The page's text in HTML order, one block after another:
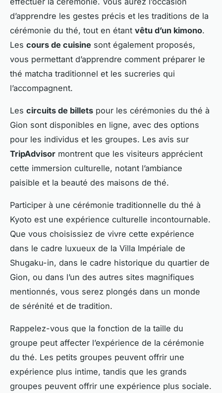
d’apprendre les gestes précis et les traditions de la
cérémonie du thé, tout en étant vêtu d’un kimono.
Les cours de cuisine sont également proposés,
vous permettant d’apprendre comment préparer le
thé matcha traditionnel et les sucreries qui
l’accompagnent.
Les circuits de billets pour les cérémonies du thé à
Gion sont disponibles en ligne, avec des options
pour les individus et les groupes. Les avis sur
TripAdvisor montrent que les visiteurs apprécient
cette immersion culturelle, notant l’ambiance
paisible et la beauté des maisons de thé.
Participer à une cérémonie traditionnelle du thé à
Kyoto est une expérience culturelle incontournable.
Que vous choisissiez de vivre cette expérience
dans le cadre luxueux de la Villa Impériale de
Shugaku-in, dans le cadre historique du quartier de
Gion, ou dans l’un des autres sites magnifiques
mentionnés, vous serez plongés dans un monde
de sérénité et de tradition.
Rappelez-vous que la fonction de la taille du
groupe peut affecter l’expérience de la cérémonie
du thé. Les petits groupes peuvent offrir une
expérience plus intime, tandis que les grands
groupes peuvent offrir une expérience plus sociale.